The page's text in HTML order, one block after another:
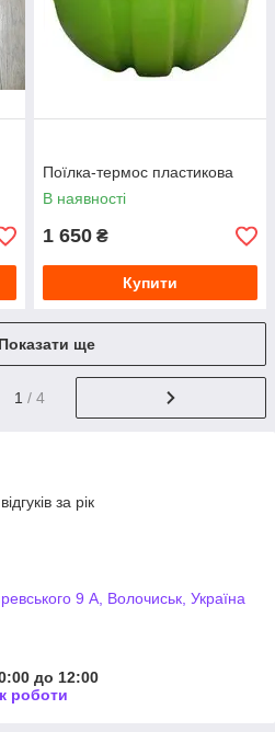
Поїлка-термос пластикова
В наявності
1 650 ₴
Купити
Показати ще
1 / 4
за рік
9 А, Волочиськ, Україна
до 12:00
роботи